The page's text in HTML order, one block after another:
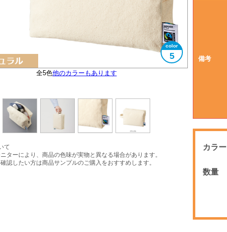
全5色他のカラーもあります
5
使用イメージ
大きさイメージ
フェアトレード認証ラベル付き
て
ニターにより、商品の色味が実物と異なる場合があります。
確認したい方は商品サンプルのご購入をおすすめします。
備考
カラー
数量